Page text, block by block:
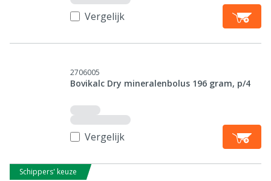
Vergelijk
2706005
Bovikalc Dry mineralenbolus 196 gram, p/4
Vergelijk
Schippers' keuze